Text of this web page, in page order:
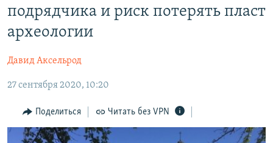
главной
ВернутсяИНТЕРАКТИВ
ИНФОГРАФИКА
ТЕЛЕПРОЕКТ КРЫМ.РЕАЛИИ
СОВЕТЫ ПРАВОЗАЩИТНИКОВ
РАДІО СВОБОДА
КАК ОБОЙТИ БЛОКИРОВКУ
подрядчика и риск потерять пласт
археологии
Давид Аксельрод
27 сентября 2020, 10:20
Поделиться Читать без VPN